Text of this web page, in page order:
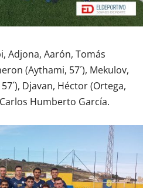
Adjona, Aarón, Tomás
(Aythami, 57´), Mekulov,
Djavan, Héctor (Ortega,
Humberto García.